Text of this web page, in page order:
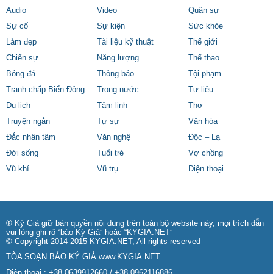
Audio
Video
Quân sự
Sự cố
Sự kiện
Sức khỏe
Làm đẹp
Tài liệu kỹ thuật
Thế giới
Chiến sự
Năng lượng
Thể thao
Bóng đá
Thông báo
Tội phạm
Tranh chấp Biển Đông
Trong nước
Tư liệu
Du lịch
Tâm linh
Thơ
Truyện ngắn
Tự sự
Văn hóa
Đắc nhân tâm
Văn nghệ
Độc – Lạ
Đời sống
Tuổi trẻ
Vợ chồng
Vũ khí
Vũ trụ Điện thoại
® Ký Giả giữ bản quyền nội dung trên toàn bộ website này, mọi trích dẫn
vui lòng ghi rõ “báo Ký Giả” hoặc “KYGIA.NET”
© Copyright 2014-2015 KYGIA.NET, All rights reserved
TÒA SOẠN BÁO KÝ GIẢ www.KYGIA.NET